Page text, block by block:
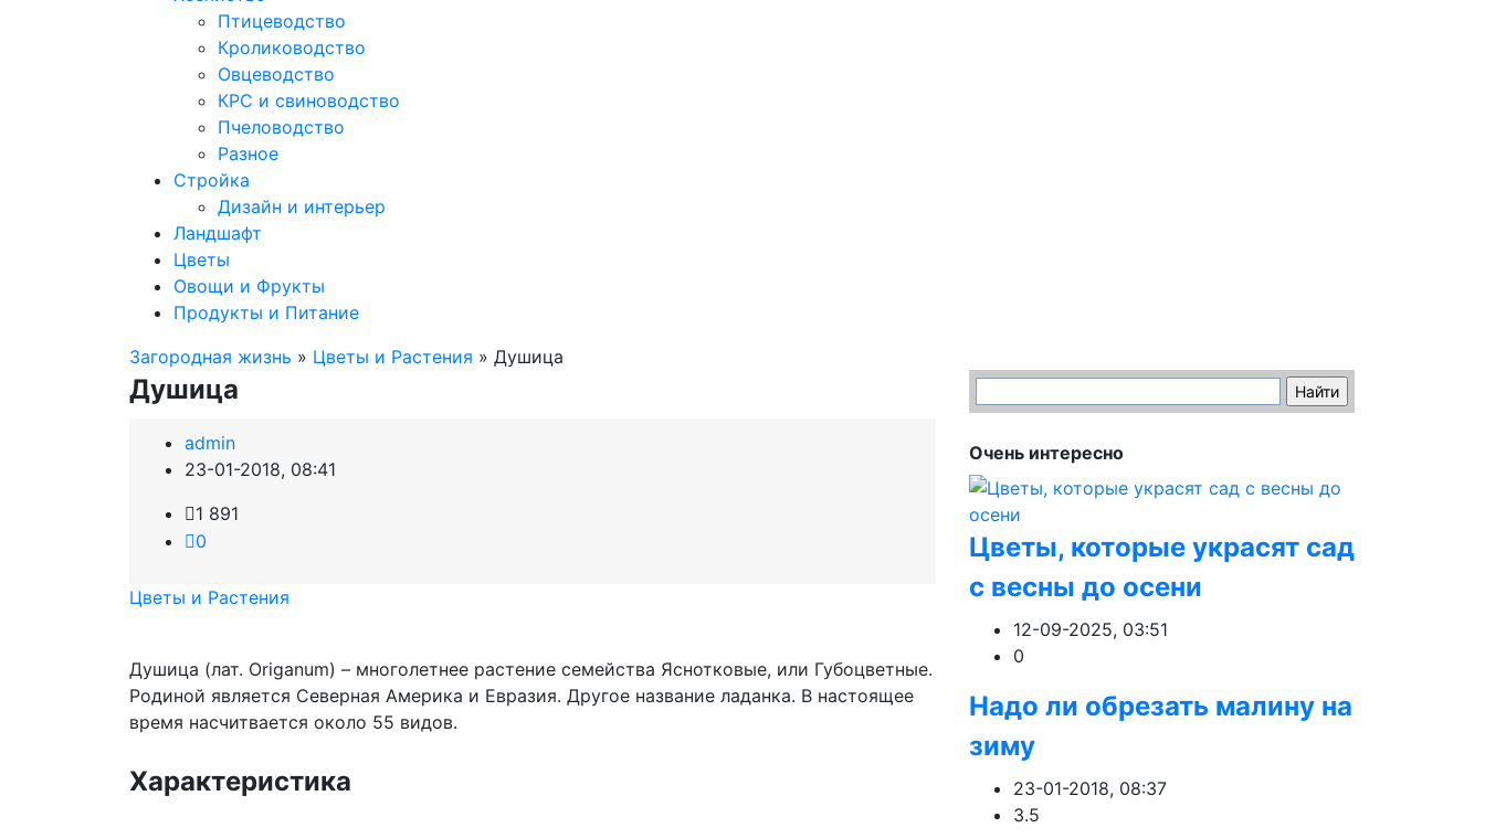
Птицеводство
Кролиководство
Овцеводство
КРС и свиноводство
Пчеловодство
Разное
Стройка
Дизайн и интерьер
Ландшафт
Цветы
Овощи и Фрукты
Продукты и Питание
Загородная жизнь » Цветы и Растения » Душица
Душица
admin
23-01-2018, 08:41
1 891
0
Цветы и Растения
Душица (лат. Origanum) – многолетнее растение семейства Яснотковые, или Губоцветные.
Родиной является Северная Америка и Евразия. Другое название ладанка. В настоящее
время насчитвается около 55 видов.
Характеристика
Очень интересно
Цветы, которые украсят сад
с весны до осени
12-09-2025, 03:51
0
Надо ли обрезать малину на
зиму
23-01-2018, 08:37
3.5